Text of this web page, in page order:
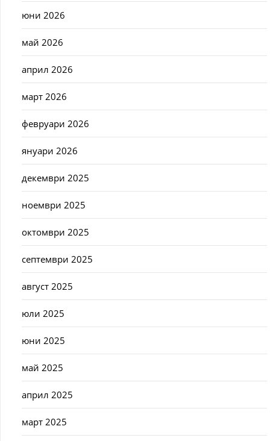
юни 2026
май 2026
април 2026
март 2026
февруари 2026
януари 2026
декември 2025
ноември 2025
октомври 2025
септември 2025
август 2025
юли 2025
юни 2025
май 2025
април 2025
март 2025